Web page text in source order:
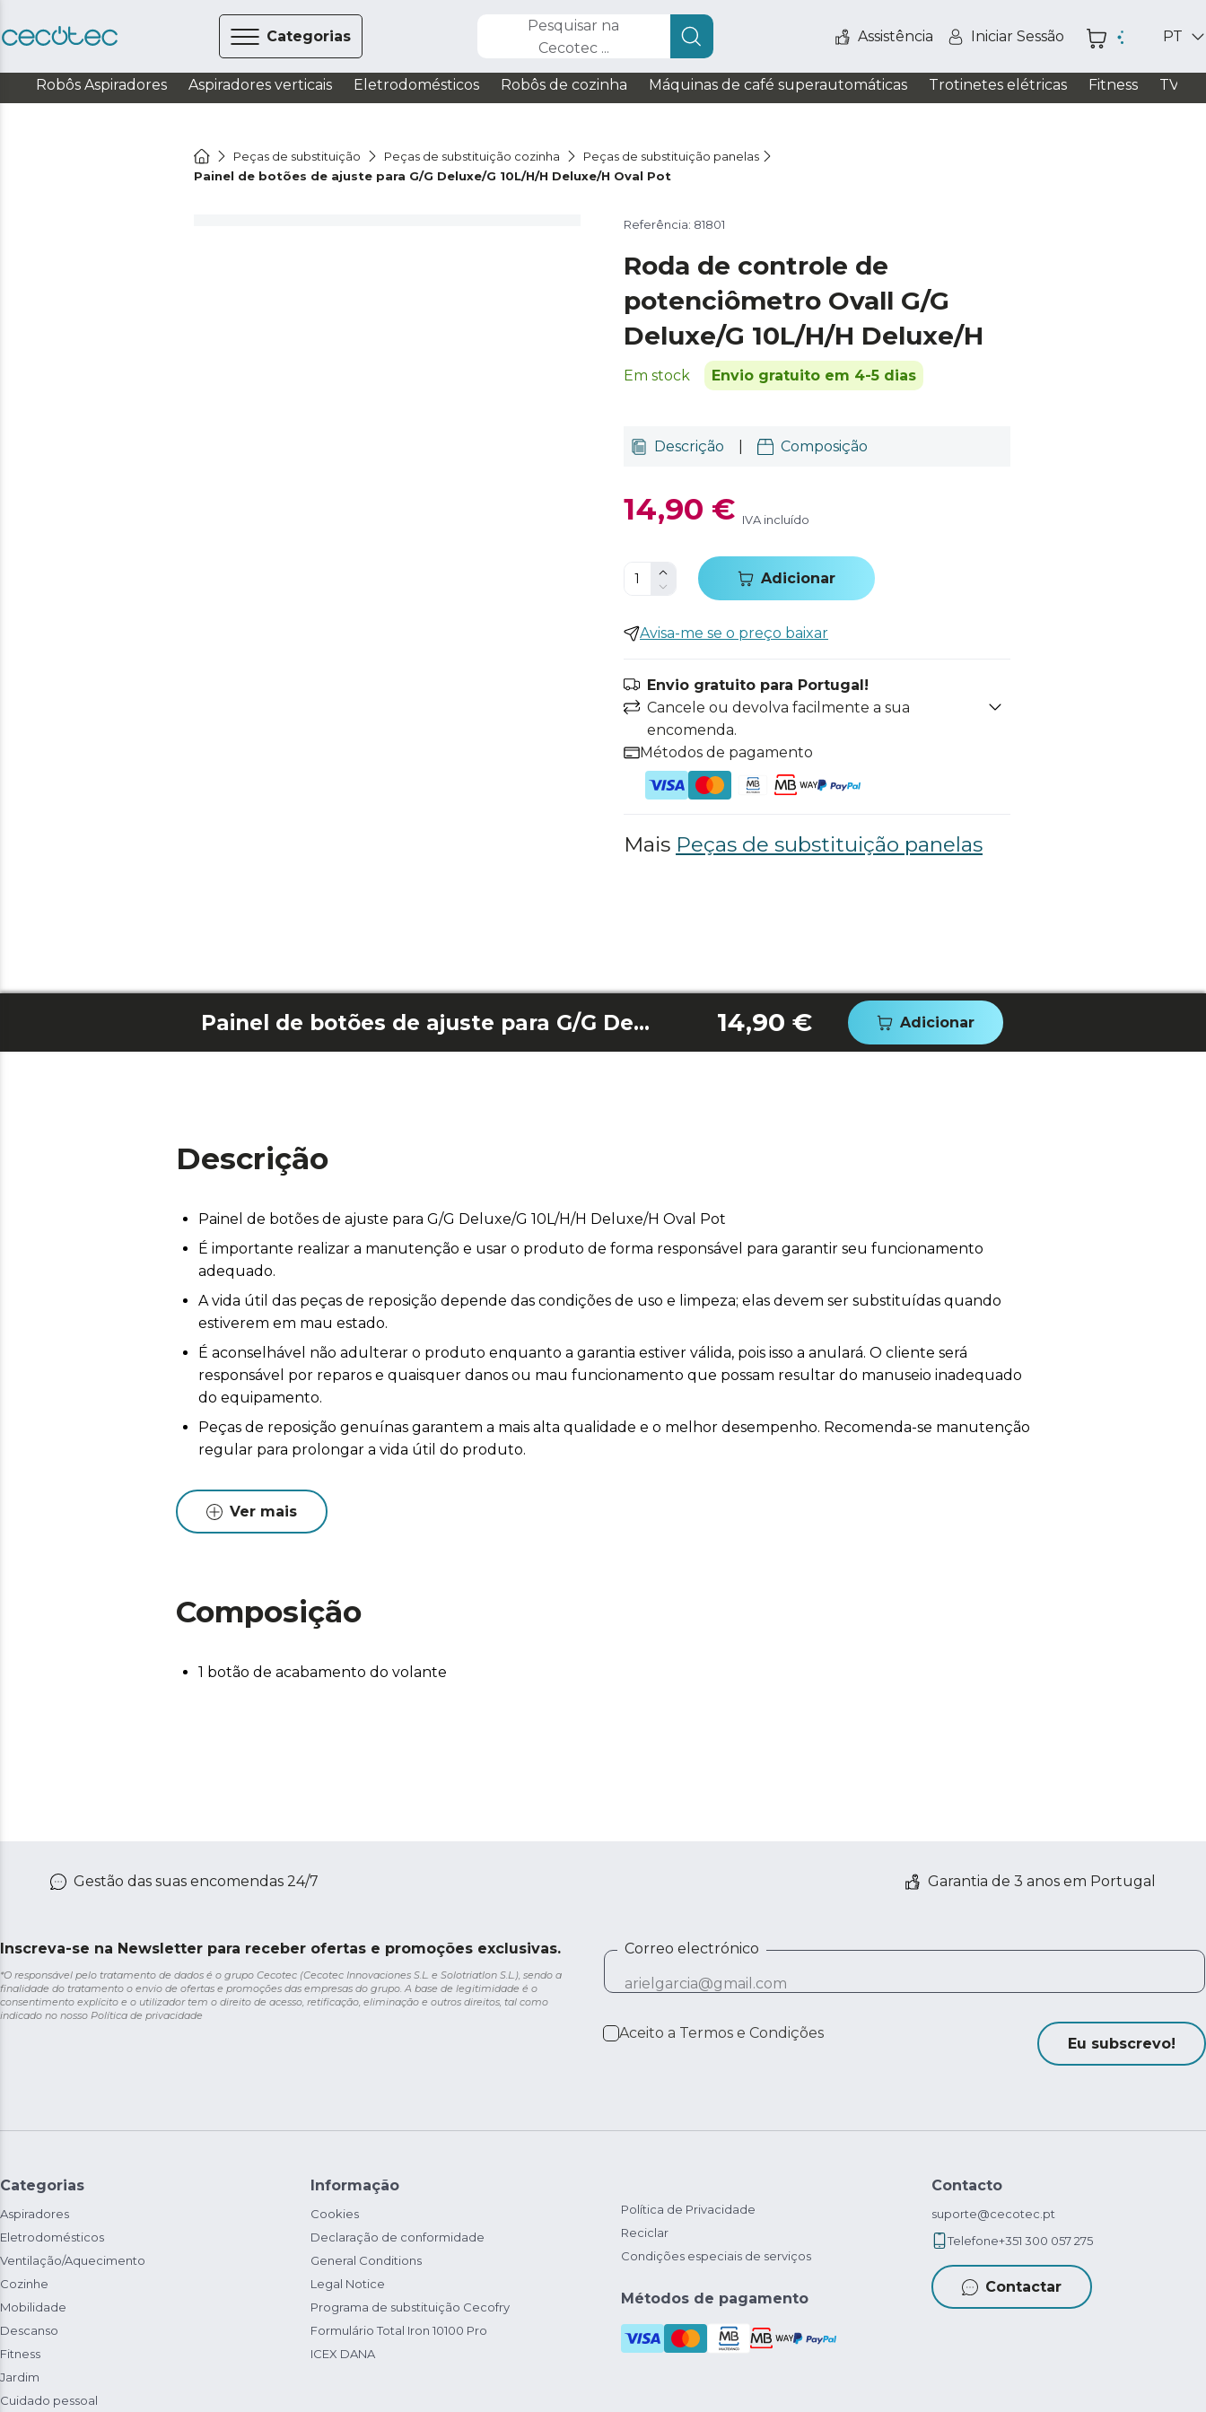
Categorias
Pesquisar na
Cecotec ...
Assistência Iniciar Sessão PT
Robôs Aspiradores Aspiradores verticais Eletrodomésticos Robôs de cozinha Máquinas de café superautomáticas Trotinetes elétricas Fitness TV /
Peças de substituição Peças de substituição cozinha
Peças de substituição panelas
Painel de botões de ajuste para G/G Deluxe/G 10L/H/H Deluxe/H Oval Pot
Referência: 81801
Roda de controle de
potenciômetro Ovall G/G
Deluxe/G 10L/H/H Deluxe/H
Em stock Envio gratuito em 4-5 dias
Descrição Composição
14,90 € IVA incluído
Adicionar
Avisa-me se o preço baixar
Envio gratuito para Portugal!
Cancele ou devolva facilmente a sua
encomenda.
Métodos de pagamento
Mais Peças de substituição panelas
Painel de botões de ajuste para G/G Deluxe/G 10L/H/H Deluxe/H Oval Pot 14,90 € Adicionar
Descrição
Painel de botões de ajuste para G/G Deluxe/G 10L/H/H Deluxe/H Oval Pot
É importante realizar a manutenção e usar o produto de forma responsável para garantir seu funcionamento
adequado.
A vida útil das peças de reposição depende das condições de uso e limpeza; elas devem ser substituídas quando
estiverem em mau estado.
É aconselhável não adulterar o produto enquanto a garantia estiver válida, pois isso a anulará. O cliente será
responsável por reparos e quaisquer danos ou mau funcionamento que possam resultar do manuseio inadequado
do equipamento.
Peças de reposição genuínas garantem a mais alta qualidade e o melhor desempenho. Recomenda-se manutenção
regular para prolongar a vida útil do produto.
Ver mais
Composição
1 botão de acabamento do volante
Gestão das suas encomendas 24/7 Garantia de 3 anos em Portugal
Inscreva-se na Newsletter para receber ofertas e promoções exclusivas.
*O responsável pelo tratamento de dados é o grupo Cecotec (Cecotec Innovaciones S.L. e Solotriatlon S.L.), sendo a
finalidade do tratamento o envio de ofertas e promoções das empresas do grupo. A base de legitimidade é o
consentimento explícito e o utilizador tem o direito de acesso, retificação, eliminação e outros direitos, tal como
indicado no nosso Política de privacidade
Correo electrónico
Aceito a Termos e Condições
Eu subscrevo!
Categorias
Aspiradores
Eletrodomésticos
Ventilação/Aquecimento
Cozinhe
Mobilidade
Descanso
Fitness
Jardim
Cuidado pessoal
Informação
Cookies
Declaração de conformidade
General Conditions
Legal Notice
Programa de substituição Cecofry
Formulário Total Iron 10100 Pro
ICEX DANA
Política de Privacidade
Reciclar
Condições especiais de serviços
Métodos de pagamento
Contacto
suporte@cecotec.pt
Telefone+351 300 057 275
Contactar